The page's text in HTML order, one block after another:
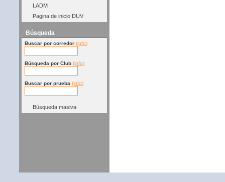
LADM
Pagina de inicio DUV
Búsqueda
Buscar por corredor (info)
Búsqueda por Club (info)
Buscar por prueba (info)
Búsqueda masiva